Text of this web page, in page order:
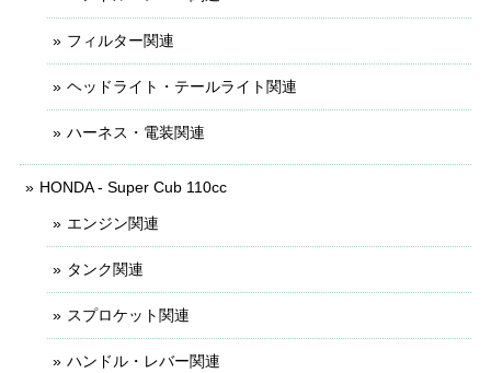
フィルター関連
ヘッドライト・テールライト関連
ハーネス・電装関連
HONDA - Super Cub 110cc
エンジン関連
タンク関連
スプロケット関連
ハンドル・レバー関連